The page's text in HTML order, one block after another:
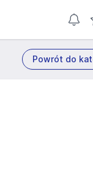
Powrót do